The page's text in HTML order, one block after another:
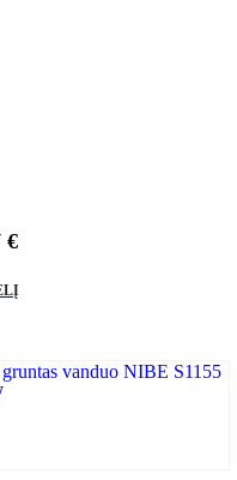
€